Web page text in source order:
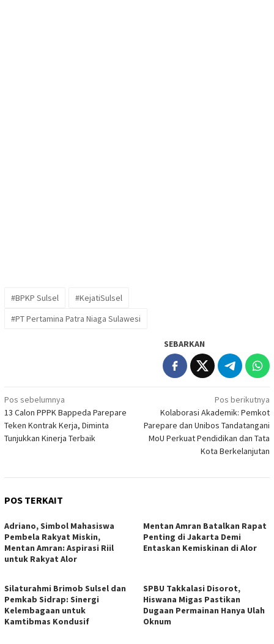
#BPKP Sulsel
#KejatiSulsel
#PT Pertamina Patra Niaga Sulawesi
SEBARKAN
Navigasi
pos
Pos sebelumnya
13 Calon PPPK Bappeda Parepare
Teken Kontrak Kerja, Diminta
Tunjukkan Kinerja Terbaik
Pos berikutnya
Kolaborasi Akademik: Pemkot
Parepare dan Unibos Tandatangani
MoU Perkuat Pendidikan dan Tata
Kota Berkelanjutan
POS TERKAIT
Adriano, Simbol Mahasiswa
Pembela Rakyat Miskin,
Mentan Amran: Aspirasi Riil
untuk Rakyat Alor
Mentan Amran Batalkan Rapat
Penting di Jakarta Demi
Entaskan Kemiskinan di Alor
Silaturahmi Brimob Sulsel dan
Pemkab Sidrap: Sinergi
Kelembagaan untuk
Kamtibmas Kondusif
SPBU Takkalasi Disorot,
Hiswana Migas Pastikan
Dugaan Permainan Hanya Ulah
Oknum